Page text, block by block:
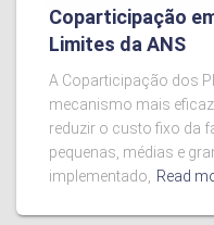
Coparticipação
Limites da ANS
A Coparticipação dos
mecanismo mais
reduzir o custo fixo da
pequenas, médias e
implementado, Read